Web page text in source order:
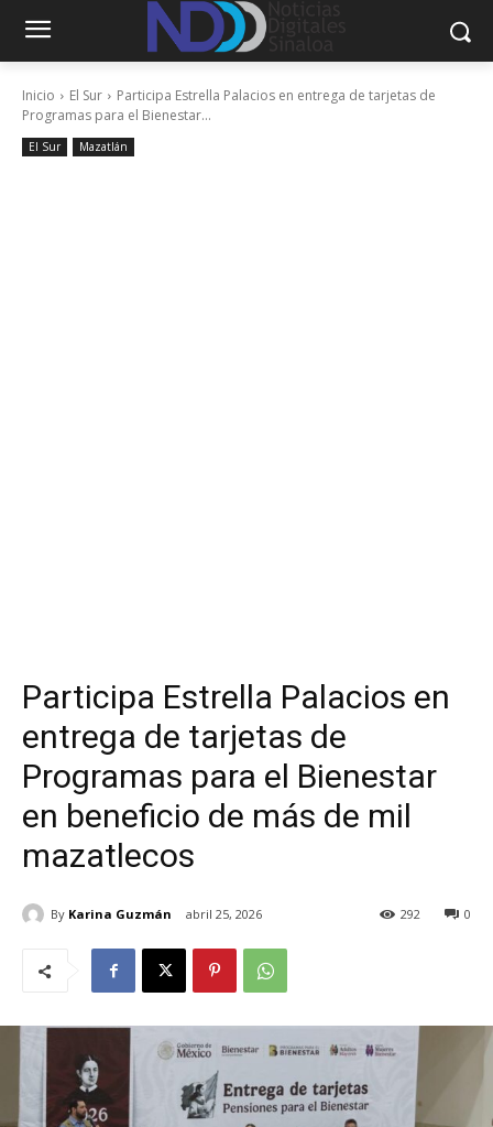
Inicio El Sur
Participa Estrella Palacios en entrega de tarjetas de
Programas para el Bienestar...
El Sur Mazatlán
Participa Estrella Palacios en
entrega de tarjetas de
Programas para el Bienestar
en beneficio de más de mil
mazatlecos
By Karina Guzmán abril 25, 2026 0
292